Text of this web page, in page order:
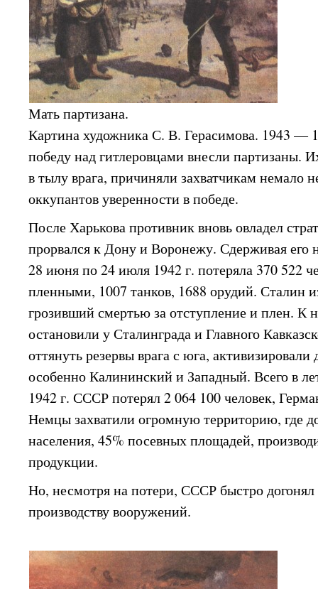
Мать партизана.
Картина художника С. В. Герасимова. 1943 —
победу над гитлеровцами внесли партизаны.
в тылу врага, причиняли захватчикам немало
оккупантов уверенности в победе.
После Харькова противник вновь овладел
прорвался к Дону и Воронежу. Сдерживая его
28 июня по 24 июля 1942 г. потеряла 370 522
пленными, 1007 танков, 1688 орудий. Сталин
грозивший смертью за отступление и плен. К
остановили у Сталинграда и Главного
оттянуть резервы врага с юга,
особенно Калининский и Западный. Всего в
1942 г. СССР потерял 2 064 100 человек,
Немцы захватили огромную территорию, где
населения, 45% посевных площадей,
продукции.
Но, несмотря на потери, СССР быстро
производству вооружений.